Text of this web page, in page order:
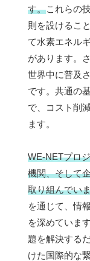
す。これらの
則を設けるこ
て水素エネル
があります。
世界中に普及
です。共通の
で、コスト削
ます。
WE-NETプロ
機関、そして
取り組んでい
を通じて、情
を深めていま
題を解決する
けた国際的な